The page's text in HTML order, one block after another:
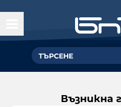
Възникна